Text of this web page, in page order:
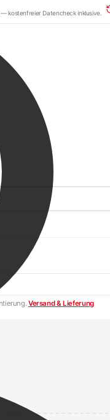
kostenfreier Datencheck inklusive.
Versand & Lieferung